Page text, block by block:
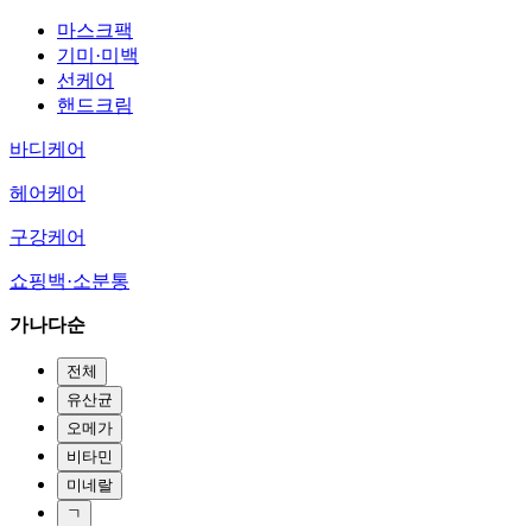
마스크팩
기미·미백
선케어
핸드크림
바디케어
헤어케어
구강케어
쇼핑백·소분통
가나다순
전체
유산균
오메가
비타민
미네랄
ㄱ